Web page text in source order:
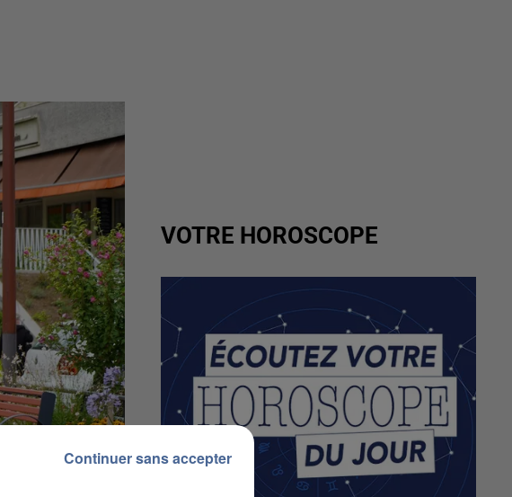
VOTRE HOROSCOPE
Continuer sans accepter